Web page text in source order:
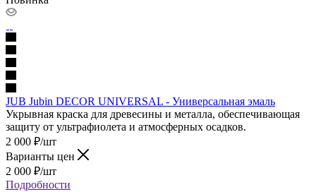
JUB Jubin DECOR UNIVERSAL - Универсальная эмаль
Укрывная краска для древесины и металла, обеспечивающая
защиту от ультрафиолета и атмосферных осадков.
2 000 ₽/шт
Варианты цен
2 000 ₽/шт
Подробности